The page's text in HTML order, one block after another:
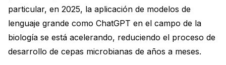
particular, en 2025, la aplicación de modelos de
lenguaje grande como ChatGPT en el campo de la
biología se está acelerando, reduciendo el proceso de
desarrollo de cepas microbianas de años a meses.